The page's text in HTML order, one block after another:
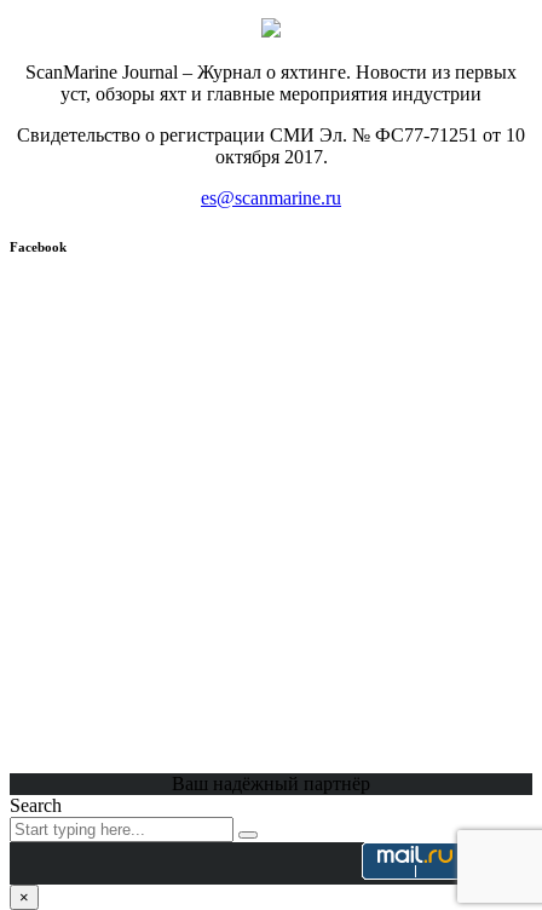
ScanMarine Journal – Журнал о яхтинге. Новости из первых
уст, обзоры яхт и главные мероприятия индустрии
Свидетельство о регистрации СМИ Эл. № ФС77-71251 от 10
октября 2017.
es@scanmarine.ru
Facebook
Ваш надёжный партнёр
Search
×